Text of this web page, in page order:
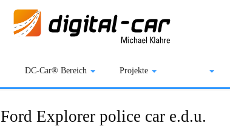
DC-Car® Bereich Projekte
Ford Explorer police car e.d.u.